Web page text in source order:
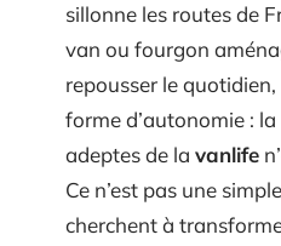
sillonne les routes de
van ou fourgon
repousser le
forme d’autonomie :
adeptes de la vanlife
Ce n’est pas une
cherchent à